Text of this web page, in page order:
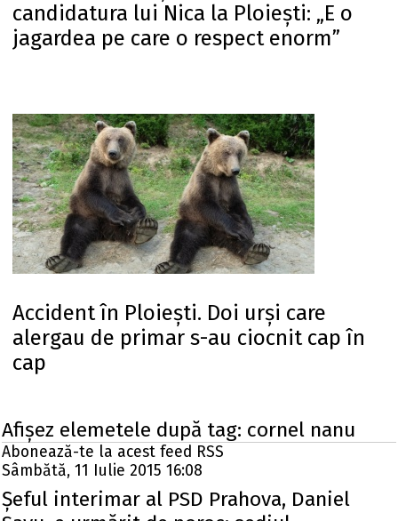
candidatura lui Nica la Ploiești: „E o
jagardea pe care o respect enorm”
Accident în Ploiești. Doi urși care
alergau de primar s-au ciocnit cap în
cap
Afişez elemetele după tag: cornel nanu
Abonează-te la acest feed RSS
Sâmbătă, 11 Iulie 2015 16:08
Șeful interimar al PSD Prahova, Daniel